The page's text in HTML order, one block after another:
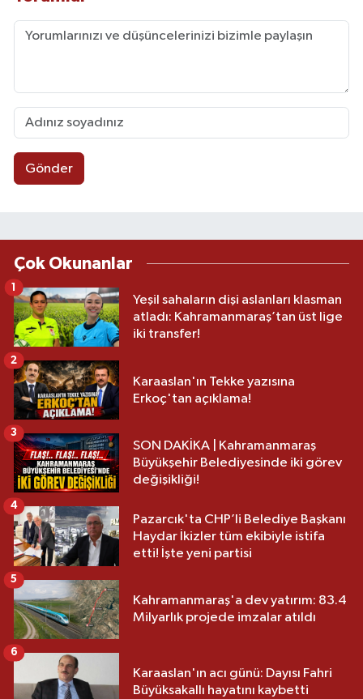
Gönder
Çok Okunanlar
Yeşil sahaların dişi aslanları klasman
atladı: Kahramanmaraş’tan üst lige
iki transfer!
1
Karaaslan'ın Tekke yazısına
Erkoç'tan açıklama!
2
SON DAKİKA | Kahramanmaraş
Büyükşehir Belediyesinde iki görev
değişikliği!
3
Pazarcık'ta CHP’li Belediye Başkanı
Haydar İkizler tüm ekibiyle istifa
etti! İşte yeni partisi
4
Kahramanmaraş'a dev yatırım: 83.4
Milyarlık projede imzalar atıldı
5
Karaaslan'ın acı günü: Dayısı Fahri
Büyüksakallı hayatını kaybetti
6